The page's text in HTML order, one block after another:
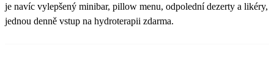
je navíc vylepšený minibar, pillow menu, odpolední dezerty a likéry,
jednou denně vstup na hydroterapii zdarma.